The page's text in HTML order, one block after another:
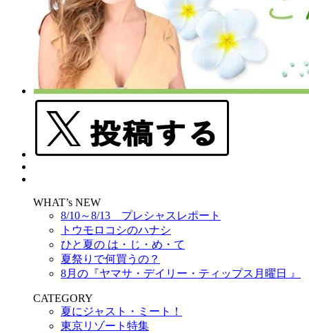
WHAT’s NEW
8/10～8/13 プレシャスレポート
トウモロコシのハナシ
ひと夏の は・じ・め・て
夏祭りで何買うの？
8月の『ヤマサ・デイリー・ティップス月曜日 』
CATEGORY
夏にジャスト・ミート！
東京リゾート特集